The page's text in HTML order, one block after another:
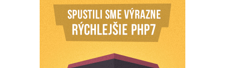
PHP
7